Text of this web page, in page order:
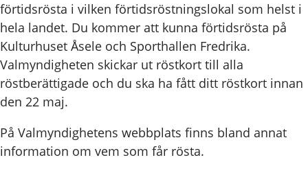
förtidsrösta i vilken förtidsröstningslokal som helst i
hela landet. Du kommer att kunna förtidsrösta på
Kulturhuset Åsele och Sporthallen Fredrika.
Valmyndigheten skickar ut röstkort till alla
röstberättigade och du ska ha fått ditt röstkort innan
den 22 maj.
På Valmyndighetens webbplats finns bland annat
information om vem som får rösta.